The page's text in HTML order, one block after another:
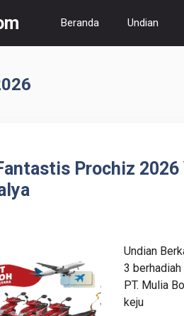
Beranda Undian
Prochiz
Undian
3
PT. Mulia
keju